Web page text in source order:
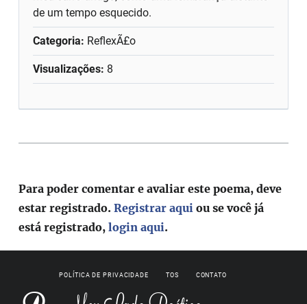
de um tempo esquecido.
Categoria: ReflexÃ£o
Visualizações: 8
Para poder comentar e avaliar este poema, deve
estar registrado.Registrar aqui ou se você já
está registrado,login aqui.
POLÍTICA DE PRIVACIDADE TOS CONTATO